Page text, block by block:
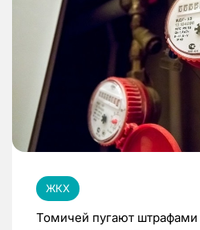
ЖКХ
Томичей пугают штрафами